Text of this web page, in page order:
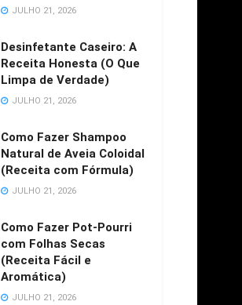
JULHO 21, 2026
Desinfetante Caseiro: A
Receita Honesta (O Que
Limpa de Verdade)
JULHO 21, 2026
Como Fazer Shampoo
Natural de Aveia Coloidal
(Receita com Fórmula)
JULHO 21, 2026
Como Fazer Pot-Pourri
com Folhas Secas
(Receita Fácil e
Aromática)
JULHO 21, 2026